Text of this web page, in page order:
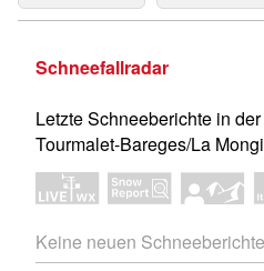
Schneefallradar
Letzte Schneeberichte in
Tourmalet-Bareges/La
Keine neuen Schneeberichte